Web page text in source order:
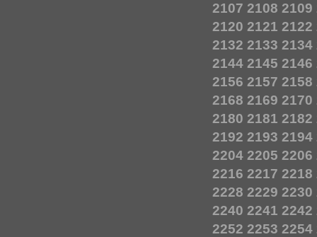
2107 2108 2109
2120 2121 2122
2132 2133 2134
2144 2145 2146
2156 2157 2158
2168 2169 2170
2180 2181 2182
2192 2193 2194
2204 2205 2206
2216 2217 2218
2228 2229 2230
2240 2241 2242
2252 2253 2254